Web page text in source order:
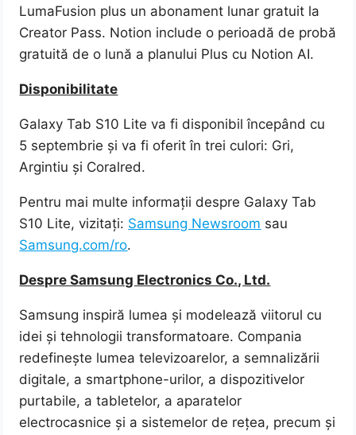
LumaFusion plus un abonament lunar gratuit la
Creator Pass. Notion include o perioadă de probă
gratuită de o lună a planului Plus cu Notion AI.
Disponibilitate
Galaxy Tab S10 Lite va fi disponibil începând cu
5 septembrie și va fi oferit în trei culori: Gri,
Argintiu și Coralred.
Pentru mai multe informații despre Galaxy Tab
S10 Lite, vizitați: Samsung Newsroom sau
Samsung.com/ro.
Despre Samsung Electronics Co., Ltd.
Samsung inspiră lumea și modelează viitorul cu
idei și tehnologii transformatoare. Compania
redefinește lumea televizoarelor, a semnalizării
digitale, a smartphone-urilor, a dispozitivelor
purtabile, a tabletelor, a aparatelor
electrocasnice și a sistemelor de rețea, precum și